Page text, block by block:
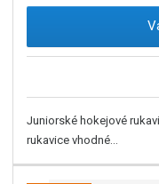
Juniorské hokejové
rukavice vhodné...